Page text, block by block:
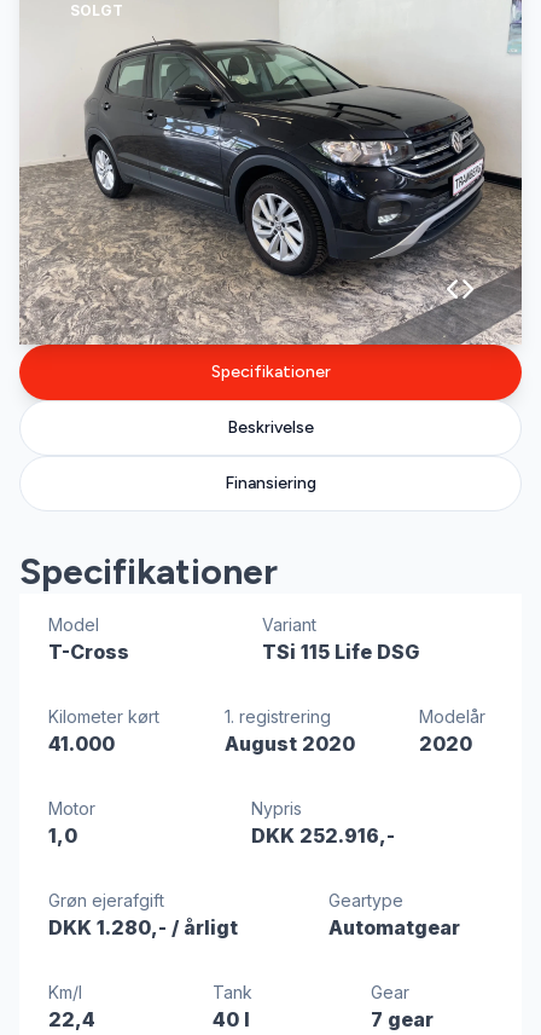
SOLGT
Specifikationer
Beskrivelse
Finansiering
Specifikationer
Model
T-Cross
Variant
TSi 115 Life DSG
Kilometer kørt
41.000
1. registrering
August 2020
Modelår
2020
Motor
1,0
Nypris
DKK 252.916,-
Grøn ejerafgift
DKK 1.280,- / årligt
Geartype
Automatgear
Km/l
22,4
Tank
40 l
Gear
7 gear